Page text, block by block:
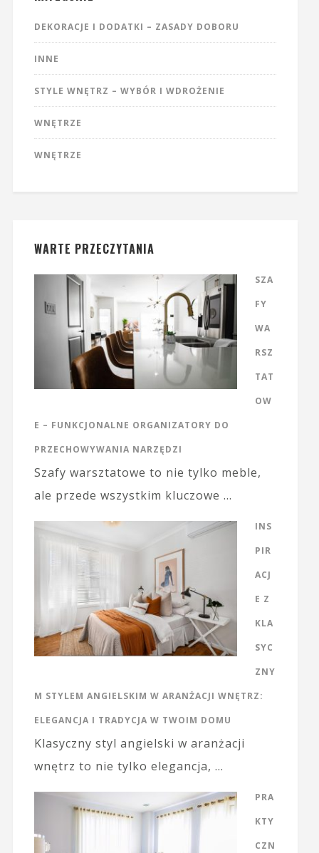
DEKORACJE I DODATKI – ZASADY DOBORU
INNE
STYLE WNĘTRZ – WYBÓR I WDROŻENIE
WNĘTRZE
WNĘTRZE
WARTE PRZECZYTANIA
SZA
FY
WA
RSZ
TAT
OW
E – FUNKCJONALNE ORGANIZATORY DO
PRZECHOWYWANIA NARZĘDZI
Szafy warsztatowe to nie tylko meble,
ale przede wszystkim kluczowe …
INS
PIR
ACJ
E Z
KLA
SYC
ZNY
M STYLEM ANGIELSKIM W ARANŻACJI WNĘTRZ:
ELEGANCJA I TRADYCJA W TWOIM DOMU
Klasyczny styl angielski w aranżacji
wnętrz to nie tylko elegancja, …
PRA
KTY
CZN